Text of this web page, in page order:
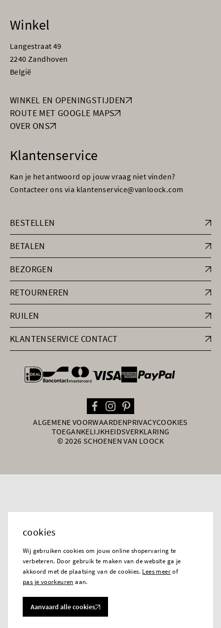
Winkel
Langestraat 49
2240 Zandhoven
België
WINKEL EN OPENINGSTIJDEN
ROUTE MET GOOGLE MAPS
OVER ONS
Klantenservice
Kan je het antwoord op jouw vraag niet vinden?
Contacteer ons via klantenservice@vanloock.com
BESTELLEN
BETALEN
BEZORGEN
RETOURNEREN
RUILEN
KLANTENSERVICE CONTACT
general.paymentOptions
ALGEMENE VOORWAARDENPRIVACYCOOKIES
TOEGANKELIJKHEIDSVERKLARING
© 2026 SCHOENEN VAN LOOCK
cookies
Wij gebruiken cookies om jouw online shopervaring te
verbeteren. Door gebruik te maken van de website ga je
akkoord met de plaatsing van de cookies. Lees meerof
pas je voorkeuren aan.
Aanvaard alle cookies